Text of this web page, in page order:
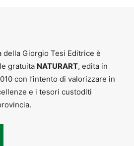
della Giorgio Tesi Editrice è
gratuita NATURART, edita in
con l’intento di valorizzare in
e i tesori custoditi